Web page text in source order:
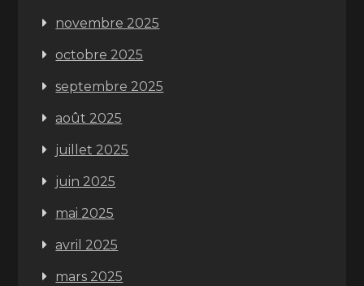
novembre 2025
octobre 2025
septembre 2025
août 2025
juillet 2025
juin 2025
mai 2025
avril 2025
mars 2025